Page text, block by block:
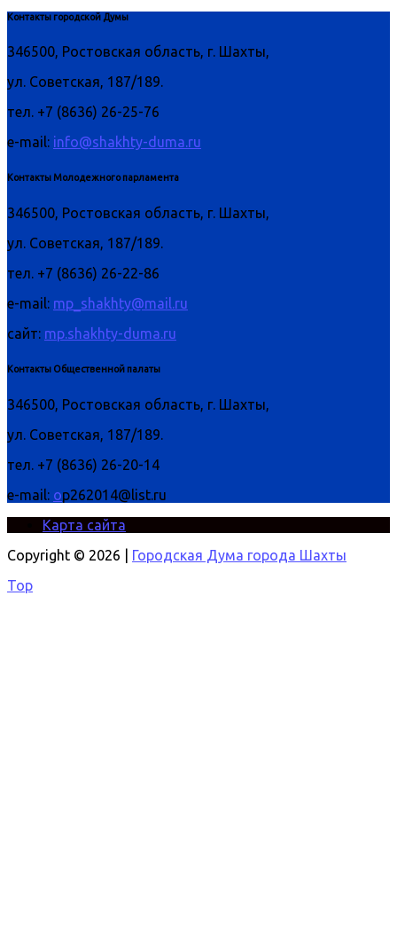
Контакты городской Думы
346500, Ростовская область, г. Шахты,
ул. Советская, 187/189.
тел. +7 (8636) 26-25-76
e-mail: info@shakhty-duma.ru
Контакты Молодежного парламента
346500, Ростовская область, г. Шахты,
ул. Советская, 187/189.
тел. +7 (8636) 26-22-86
e-mail: mp_shakhty@mail.ru
сайт: mp.shakhty-duma.ru
Контакты Общественной палаты
346500, Ростовская область, г. Шахты,
ул. Советская, 187/189.
тел. +7 (8636) 26-20-14
e-mail: op262014@list.ru
Карта сайта
Copyright © 2026 |
Городская Дума города Шахты
Top